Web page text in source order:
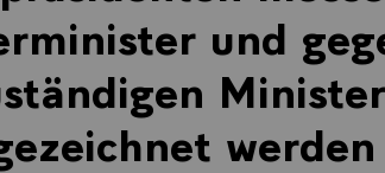
und